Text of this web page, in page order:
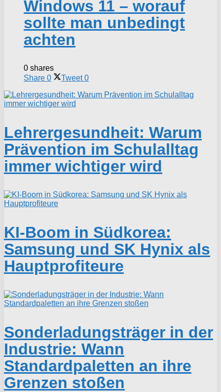
Windows 11 – worauf
sollte man unbedingt
achten
0 shares
Share 0 Tweet 0
Lehrergesundheit: Warum
Prävention im Schulalltag
immer wichtiger wird
KI-Boom in Südkorea:
Samsung und SK Hynix als
Hauptprofiteure
Sonderladungsträger in der
Industrie: Wann
Standardpaletten an ihre
Grenzen stoßen